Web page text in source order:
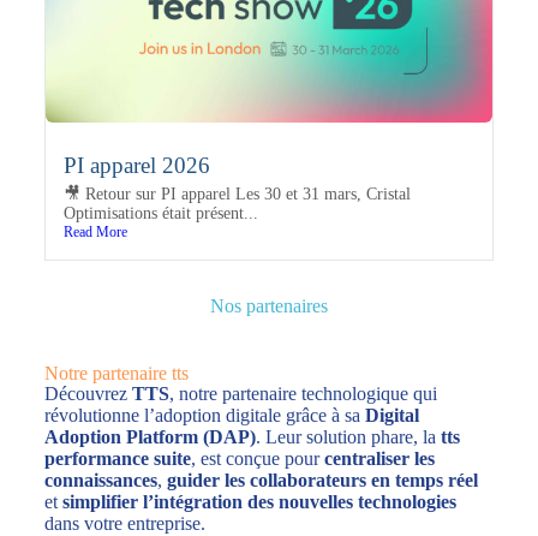
PI apparel 2026
🎥 Retour sur PI apparel Les 30 et 31 mars, Cristal
Optimisations était présent...
Read More
Nos partenaires
Notre partenaire tts
Découvrez TTS, notre partenaire technologique qui
révolutionne l’adoption digitale grâce à sa Digital
Adoption Platform (DAP). Leur solution phare, la tts
performance suite, est conçue pourcentraliser les
connaissances, guider les collaborateurs en temps réel
et simplifier l’intégration des nouvelles technologies
dans votre entreprise.